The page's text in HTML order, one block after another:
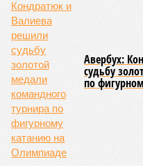
Авербух:
судьбу
по